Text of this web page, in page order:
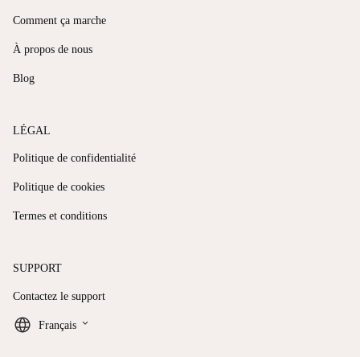
Comment ça marche
À propos de nous
Blog
LÉGAL
Politique de confidentialité
Politique de cookies
Termes et conditions
SUPPORT
Contactez le support
Français keyboard_arrow_down